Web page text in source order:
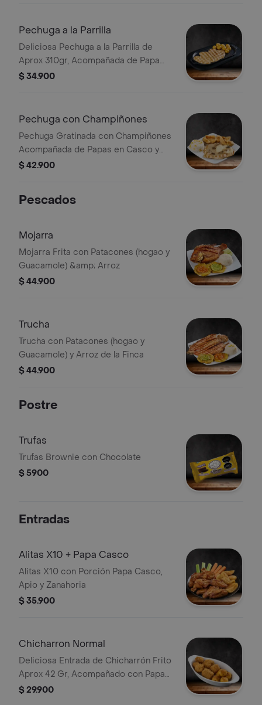
Pechuga a la Parrilla
Deliciosa Pechuga a la Parrilla de
Aprox 310gr, Acompañada de Papa
Criolla
$ 34.900
Pechuga con Champiñones
Pechuga Gratinada con Champiñones
Acompañada de Papas en Casco y
Arroz de la Finca con Mazorca
$ 42.900
Pescados
Mojarra
Mojarra Frita con Patacones (hogao y
Guacamole) &amp; Arroz
$ 44.900
Trucha
Trucha con Patacones (hogao y
Guacamole) y Arroz de la Finca
$ 44.900
Postre
Trufas
Trufas Brownie con Chocolate
$ 5900
Entradas
Alitas X10 + Papa Casco
Alitas X10 con Porción Papa Casco,
Apio y Zanahoria
$ 35.900
Chicharron Normal
Deliciosa Entrada de Chicharrón Frito
Aprox 42 Gr, Acompañado con Papa
Criolla
$ 29.900